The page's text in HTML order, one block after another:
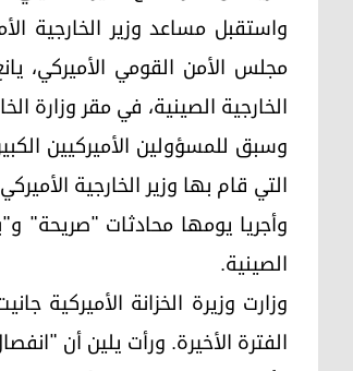
واستقبل مساعد وزير الخارجية
مجلس الأمن القومي الأميركي،
الخارجية الصينية، في مقر وزارة
وسبق للمسؤولين الأميركيين
التي قام بها وزير الخارجية
وأجريا يومها محادثات "صريحة"
الصينية.
وزارت وزيرة الخزانة الأميركية
الفترة الأخيرة. ورأت يلين أن